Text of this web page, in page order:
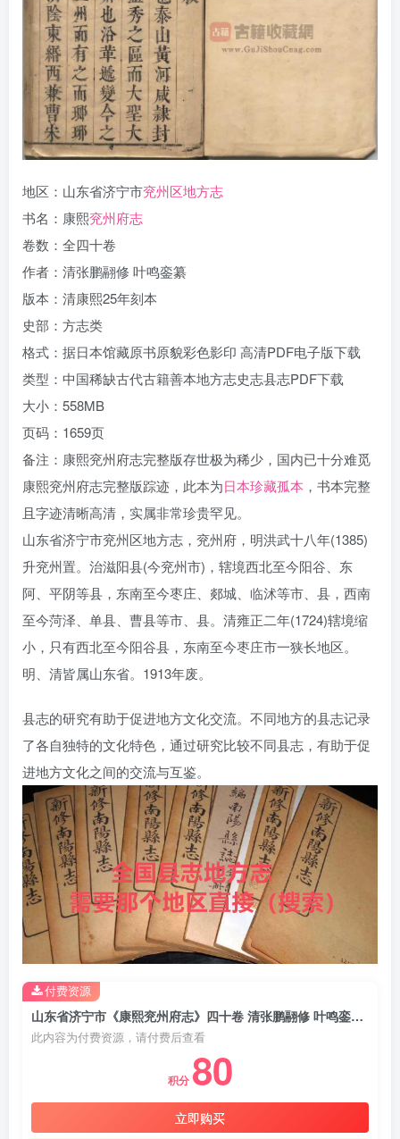
地区：山东省济宁市兖州区地方志
书名：康熙兖州府志
卷数：全四十卷
作者：清张鹏翮修 叶鸣銮纂
版本：清康熙25年刻本
史部：方志类
格式：据日本馆藏原书原貌彩色影印 高清PDF电子版下载
类型：中国稀缺古代古籍善本地方志史志县志PDF下载
大小：558MB
页码：1659页
备注：康熙兖州府志完整版存世极为稀少，国内已十分难觅
康熙兖州府志完整版踪迹，此本为日本珍藏孤本 ，书本完整
且字迹清晰高清，实属非常珍贵罕见。
山东省济宁市兖州区地方志，兖州府，明洪武十八年(1385)
升兖州置。治滋阳县(今兖州市)，辖境西北至今阳谷、东
阿、平阴等县，东南至今枣庄、郯城、临沭等市、县，西南
至今菏泽、单县、曹县等市、县。清雍正二年(1724)辖境缩
小，只有西北至今阳谷县，东南至今枣庄市一狭长地区。
明、清皆属山东省。1913年废。
县志的研究有助于促进地方文化交流。不同地方的县志记录
了各自独特的文化特色，通过研究比较不同县志，有助于促
进地方文化之间的交流与互鉴。
山东省济宁市《康熙兖州府志》四十卷 清张鹏翮修 叶鸣銮纂PDF高清电子版影印本下载
此内容为付费资源，请付费后查看
积分 80
立即购买
付费资源